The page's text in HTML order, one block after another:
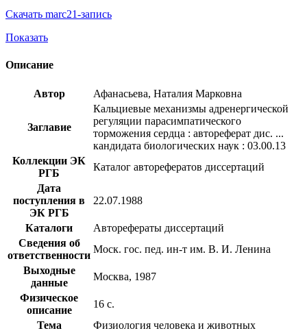
Скачать marc21-запись
Показать
Описание
Автор Афанасьева, Наталия Марковна
Заглавие
Кальциевые механизмы адренергической
регуляции парасимпатического
торможения сердца : автореферат дис. ...
кандидата биологических наук : 03.00.13
Коллекции ЭК
РГБ
Каталог авторефератов диссертаций
Дата
поступления в
ЭК РГБ
22.07.1988
Каталоги
Авторефераты диссертаций
Сведения об
ответственности
Моск. гос. пед. ин-т им. В. И. Ленина
Выходные
данные
Москва, 1987
Физическое
описание
16 с.
Тема
Физиология человека и животных